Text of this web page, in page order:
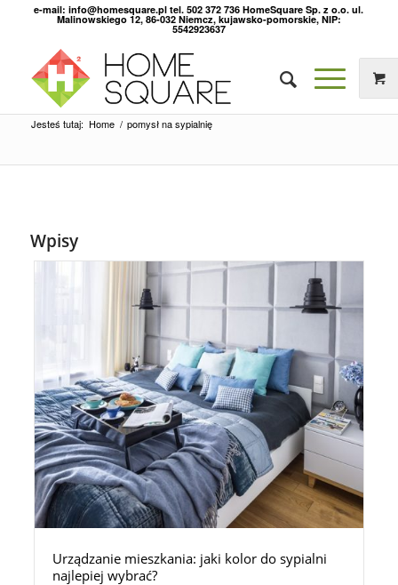
e-mail: info@homesquare.pl tel. 502 372 736 HomeSquare Sp. z o.o. ul.
Malinowskiego 12, 86-032 Niemcz, kujawsko-pomorskie, NIP:
5542923637
Jesteś tutaj: Home / pomysł na sypialnię
Wpisy
Urządzanie mieszkania: jaki kolor do sypialni
najlepiej wybrać?